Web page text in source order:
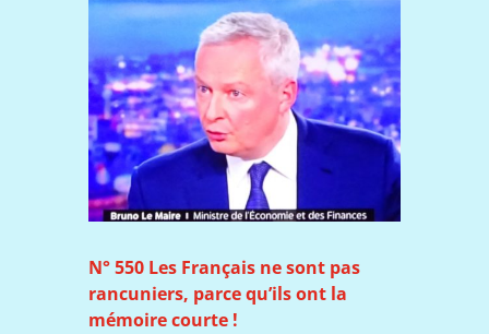
N° 550 Les Français ne sont pas
rancuniers, parce qu’ils ont la
mémoire courte !